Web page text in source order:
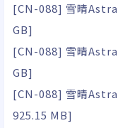
[CN-088] 雪晴
GB]
[CN-088] 雪晴
GB]
[CN-088] 雪晴
925.15 MB]